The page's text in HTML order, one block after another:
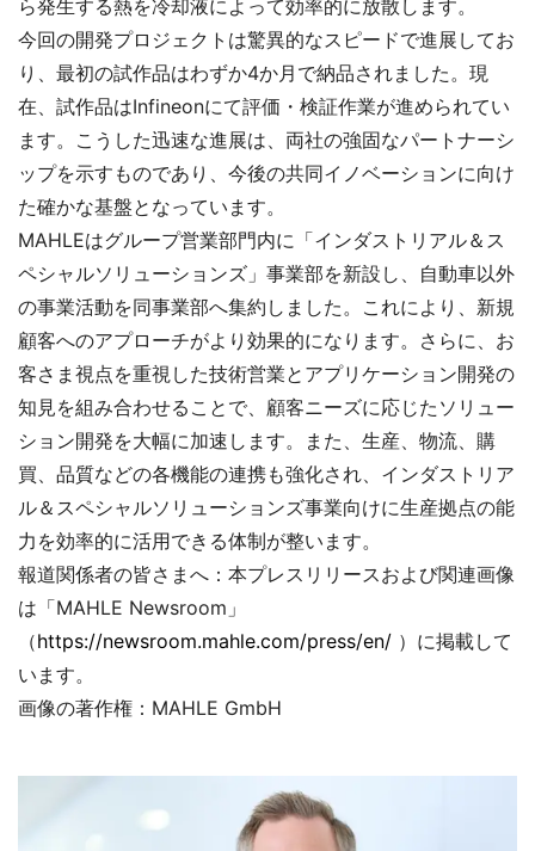
ら発生する熱を冷却液によって効率的に放散します。
今回の開発プロジェクトは驚異的なスピードで進展してお
り、最初の試作品はわずか4か月で納品されました。現
在、試作品はInfineonにて評価・検証作業が進められてい
ます。こうした迅速な進展は、両社の強固なパートナーシ
ップを示すものであり、今後の共同イノベーションに向け
た確かな基盤となっています。
MAHLEはグループ営業部門内に「インダストリアル＆ス
ペシャルソリューションズ」事業部を新設し、自動車以外
の事業活動を同事業部へ集約しました。これにより、新規
顧客へのアプローチがより効果的になります。さらに、お
客さま視点を重視した技術営業とアプリケーション開発の
知見を組み合わせることで、顧客ニーズに応じたソリュー
ション開発を大幅に加速します。また、生産、物流、購
買、品質などの各機能の連携も強化され、インダストリア
ル＆スペシャルソリューションズ事業向けに生産拠点の能
力を効率的に活用できる体制が整います。
報道関係者の皆さまへ：本プレスリリースおよび関連画像
は「MAHLE Newsroom」
（https://newsroom.mahle.com/press/en/ ）に掲載して
います。
画像の著作権：MAHLE GmbH